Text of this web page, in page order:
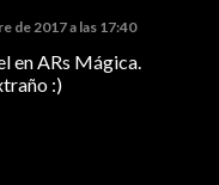
de 2017 a las 17:40
en ARs Mágica.
:)